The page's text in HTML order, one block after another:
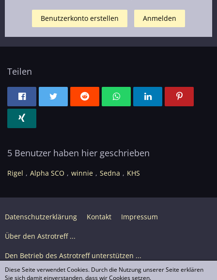
Benutzerkonto erstellen Anmelden
Teilen
5 Benutzer haben hier geschrieben
Rigel Alpha SCO winnie Sedna KHS
Datenschutzerklärung Kontakt Impressum
Über den Astrotreff ...
Den Betrieb des Astrotreff unterstützen ...
Nutzungsbedingungen
Diese Seite verwendet Cookies. Durch die Nutzung unserer Seite erklären
Sie sich damit einverstanden, dass wir Cookies setzen.